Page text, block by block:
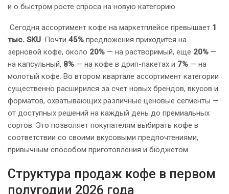
и о быстром росте спроса на новую категорию.
Сегодня ассортимент кофе на маркетплейсе превышает 1
тыс. SKU. Почти 45% предложения приходится на
зерновой кофе, около 20% — на растворимый, еще 20% —
на капсульный, 8% — на кофе в дрип-пакетах и 7% — на
молотый кофе. Во втором квартале ассортимент категории
существенно расширился за счет новых брендов, вкусов и
форматов, охватывающих различные ценовые сегменты —
от доступных решений на каждый день до премиальных
сортов. Это позволяет покупателям выбирать кофе в
соответствии со своими вкусовыми предпочтениями,
привычным способом приготовления и бюджетом.
Структура продаж кофе в первом
полугодии 2026 года